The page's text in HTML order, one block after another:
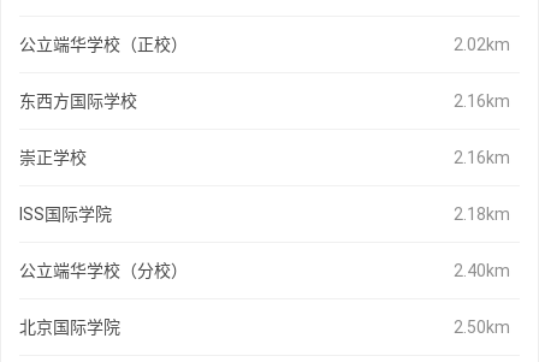
公立端华学校（正校） 2.02km
东西方国际学校 2.16km
崇正学校 2.16km
ISS国际学院 2.18km
公立端华学校（分校） 2.40km
北京国际学院 2.50km